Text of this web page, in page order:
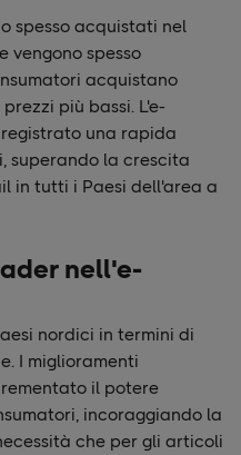
spesso acquistati nel
vengono spesso
acquistano
più bassi. L'e-
una rapida
superando la crescita
in tutti i Paesi dell'area a
nell'e-
nordici in termini di
I miglioramenti
il potere
incoraggiando la
che per gli articoli